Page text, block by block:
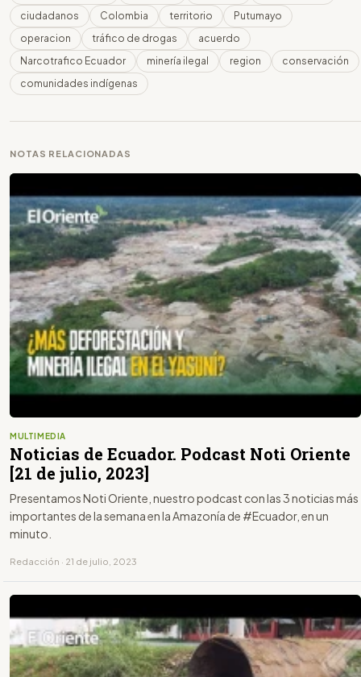
ciudadanos
Colombia territorio
Putumayo
operacion
tráfico de drogas
acuerdo
Narcotrafico Ecuador
minería ilegal region
conservación
comunidades indígenas
NOTAS RELACIONADAS
MULTIMEDIA
Noticias de Ecuador. Podcast Noti Oriente
[21 de julio, 2023]
Presentamos Noti Oriente, nuestro podcast con las 3 noticias más
importantes de la semana en la Amazonía de #Ecuador, en un
minuto.
Redacción · 21 de julio, 2023